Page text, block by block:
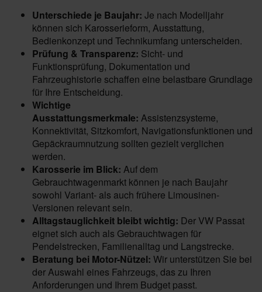
Unterschiede je Baujahr: Je nach Modelljahr
können sich Karosserieform, Ausstattung,
Bedienkonzept und Technikumfang unterscheiden.
Prüfung & Transparenz: Sicht- und
Funktionsprüfung, Dokumentation und
Fahrzeughistorie schaffen eine belastbare Grundlage
für Ihre Entscheidung.
Wichtige
Ausstattungsmerkmale: Assistenzsysteme,
Konnektivität, Sitzkomfort, Navigationsfunktionen und
Gepäckraumnutzung sollten gezielt verglichen
werden.
Karosserie im Blick: Auf dem
Gebrauchtwagenmarkt können je nach Baujahr
sowohl Variant- als auch frühere Limousinen-
Versionen relevant sein.
Alltagstauglichkeit bleibt wichtig: Der VW Passat
eignet sich auch als Gebrauchtwagen für
Pendelstrecken, Familienalltag und Langstrecke.
Beratung bei Motor-Nützel: Wir unterstützen Sie bei
der Auswahl eines Fahrzeugs, das zu Ihren
Anforderungen und Ihrem Budget passt.